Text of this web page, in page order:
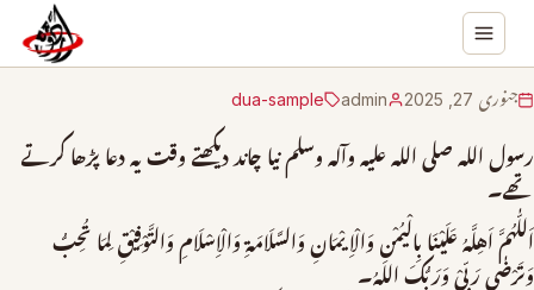
جنوری 27, 2025 admin
dua-sample
رسول الله صلی الله علیہ وآلہ وسلم نیا چاند دیکھتے وقت یہ دعا پڑھا کرتے
تھے۔
اَللّٰهُمَّ اَهِلَّهُ عَلَيْنَا بِالْيُمْنِ وَالْاِيْمَانِ وَالسَّلَامَةِ وَالْاِسْلَامِ وَالتَّوْفِيْقِ لِمَا تُحِبُّ
وَتَرْضٰی رَبِّيْ وَرَبُّکَ اللهُ۔